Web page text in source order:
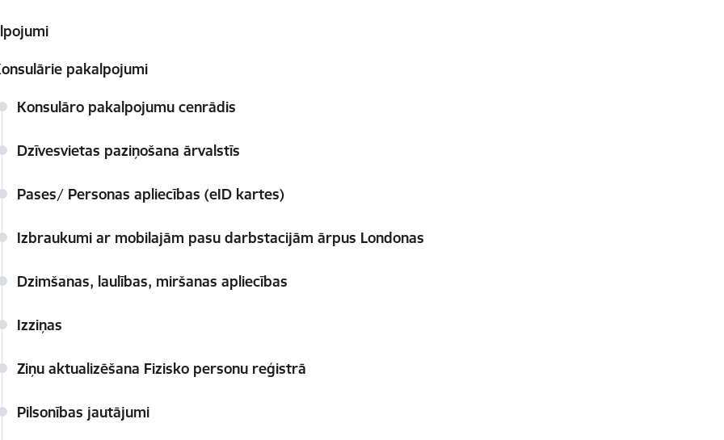
pakalpojumi
Konsulāro pakalpojumu cenrādis
Dzīvesvietas paziņošana ārvalstīs
Pases/ Personas apliecības (eID kartes)
Izbraukumi ar mobilajām pasu darbstacijām ārpus Londonas
Dzimšanas, laulības, miršanas apliecības
Izziņas
Ziņu aktualizēšana Fizisko personu reģistrā
Pilsonības jautājumi